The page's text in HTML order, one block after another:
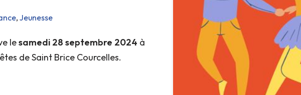
, Jeunesse
lesamedi 28 septembre 2024 à
de Saint Brice Courcelles.